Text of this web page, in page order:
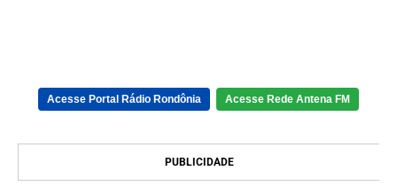
Acesse Portal Rádio Rondônia Acesse Rede Antena FM
PUBLICIDADE